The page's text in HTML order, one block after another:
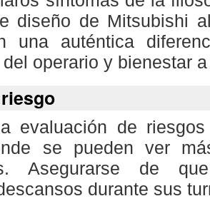
diseño de Mitsubishi
una auténtica
operario y bienestar
evaluación de
se pueden ver
Asegurarse de
durante sus